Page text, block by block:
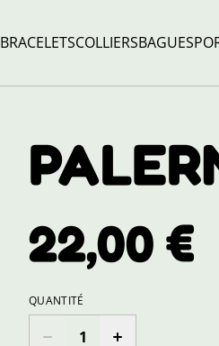
BRACELETSCOLLIERSBAGUES
22,00 €
QUANTITÉ